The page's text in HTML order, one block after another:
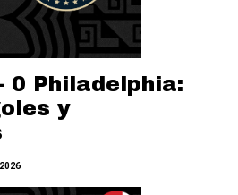
0 Philadelphia:
y